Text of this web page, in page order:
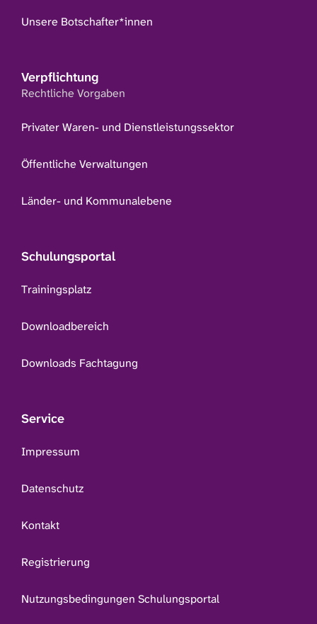
Unsere Botschafter*innen
Verpflichtung
Rechtliche Vorgaben
Privater Waren- und Dienstleistungssektor
Öffentliche Verwaltungen
Länder- und Kommunalebene
Schulungsportal
Trainingsplatz
Downloadbereich
Downloads Fachtagung
Service
Impressum
Datenschutz
Kontakt
Registrierung
Nutzungsbedingungen Schulungsportal